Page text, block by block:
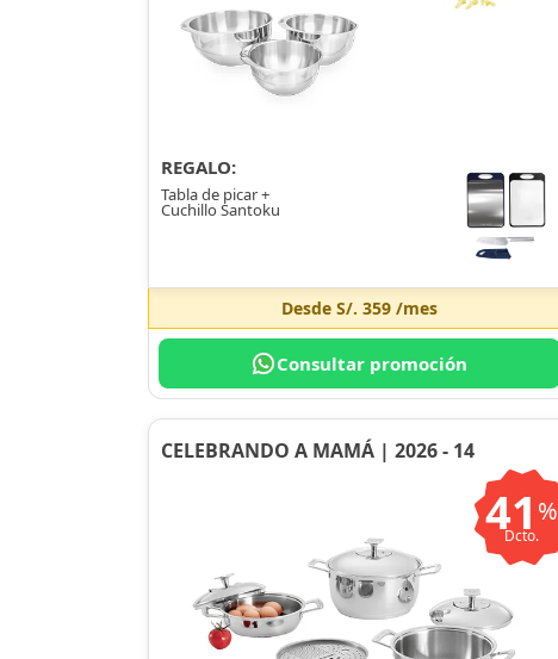
REGALO:
Tabla de picar +
Cuchillo Santoku
Desde S/. 359/mes
Consultar promoción
CELEBRANDO A MAMÁ | 2026 - 14
41 %
Dcto.